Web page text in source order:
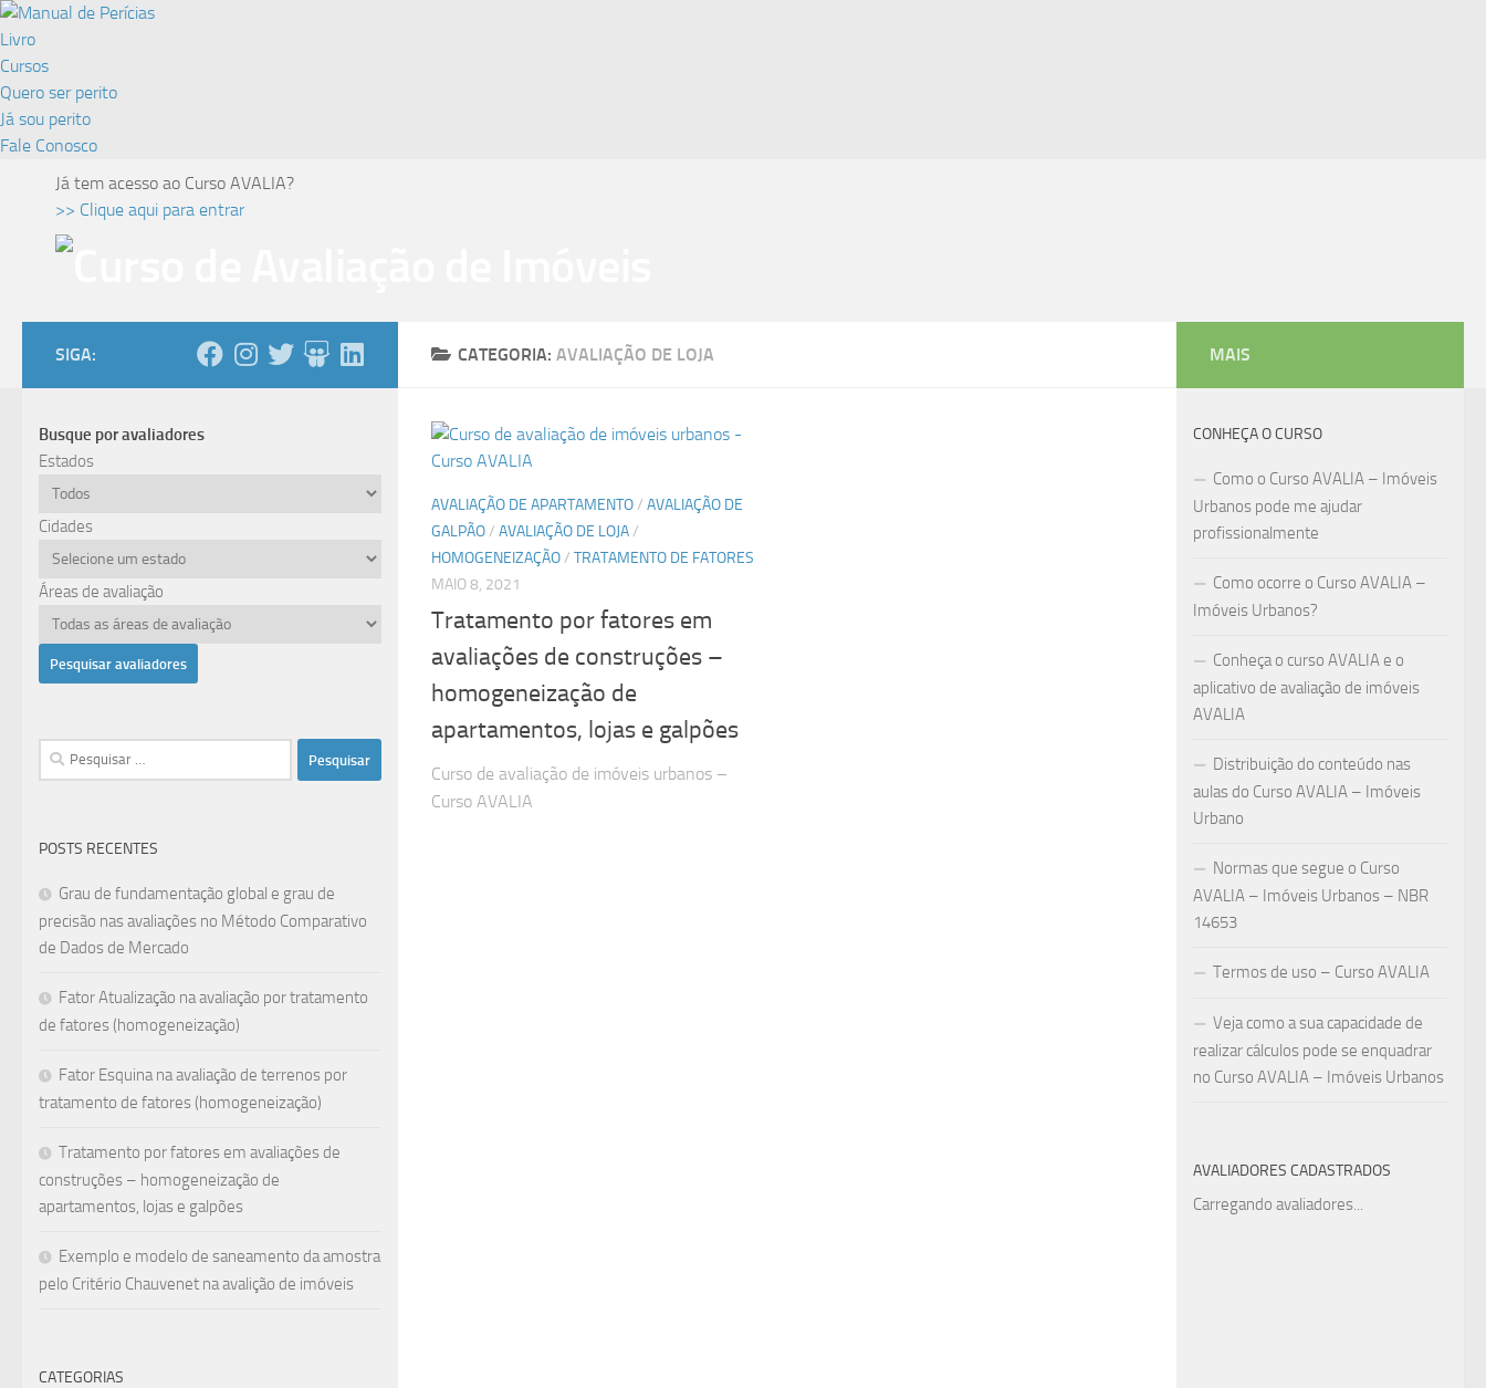
Livro
Cursos
Quero ser perito
Já sou perito
Fale Conosco
Skip to content
Já tem acesso ao Curso AVALIA?
>> Clique aqui para entrar
CATEGORIA: AVALIAÇÃO DE LOJA
AVALIAÇÃO DE APARTAMENTO/ AVALIAÇÃO DE
GALPÃO/ AVALIAÇÃO DE LOJA/
HOMOGENEIZAÇÃO/ TRATAMENTO DE FATORES
MAIO 8, 2021
Tratamento por fatores em
avaliações de construções –
homogeneização de
apartamentos, lojas e galpões
Curso de avaliação de imóveis urbanos –
Curso AVALIA
SIGA:
Busque por avaliadores
Estados
Cidades
Áreas de avaliação
Pesquisar
por:
POSTS RECENTES
Grau de fundamentação global e grau de
precisão nas avaliações no Método Comparativo
de Dados de Mercado
Fator Atualização na avaliação por tratamento
de fatores (homogeneização)
Fator Esquina na avaliação de terrenos por
tratamento de fatores (homogeneização)
Tratamento por fatores em avaliações de
construções – homogeneização de
apartamentos, lojas e galpões
Exemplo e modelo de saneamento da amostra
pelo Critério Chauvenet na avalição de imóveis
CATEGORIAS
MAIS
CONHEÇA O CURSO
Como o Curso AVALIA – Imóveis
Urbanos pode me ajudar
profissionalmente
Como ocorre o Curso AVALIA –
Imóveis Urbanos?
Conheça o curso AVALIA e o
aplicativo de avaliação de imóveis
AVALIA
Distribuição do conteúdo nas
aulas do Curso AVALIA – Imóveis
Urbano
Normas que segue o Curso
AVALIA – Imóveis Urbanos – NBR
14653
Termos de uso – Curso AVALIA
Veja como a sua capacidade de
realizar cálculos pode se enquadrar
no Curso AVALIA – Imóveis Urbanos
AVALIADORES CADASTRADOS
Carregando avaliadores...